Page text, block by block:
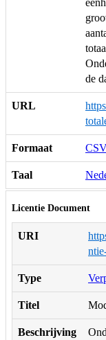
de
URL
Formaat
Taal
Licentie Document
URI
Type
Titel
Beschrijving